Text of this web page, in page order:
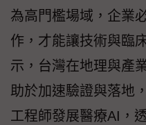
為高門檻場域，企業
作，才能讓技術與臨
示，台灣在地理與產
助於加速驗證與落地
工程師發展醫療AI，